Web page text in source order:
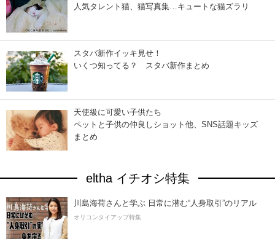
人気タレント猫、猫写真集…キュートな猫ズラリ
スタバ新作イッキ見せ！
いくつ知ってる？ スタバ新作まとめ
天使級に可愛い子供たち
ペットと子供の仲良しショット他、SNS話題キッズ
まとめ
eltha イチオシ特集
川島海荷さんと学ぶ 日常に潜む“人身取引”のリアル
オリコンタイアップ特集